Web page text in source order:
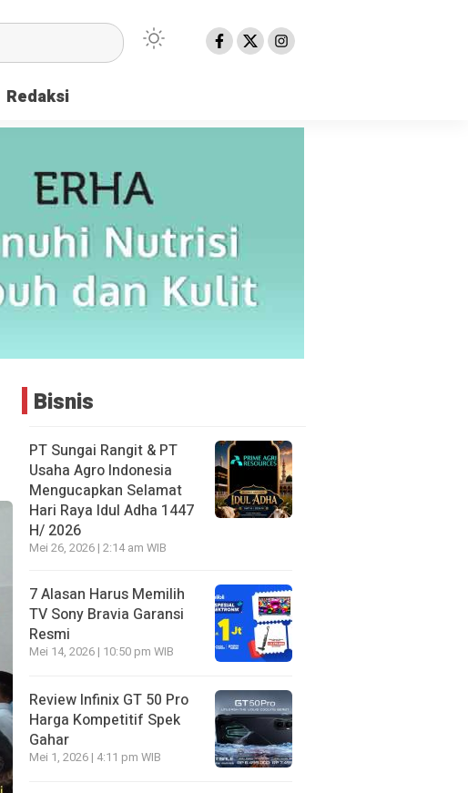
Redaksi
Bisnis
PT Sungai Rangit & PT
Usaha Agro Indonesia
Mengucapkan Selamat
Hari Raya Idul Adha 1447
H/ 2026
Mei 26, 2026 | 2:14 am WIB
7 Alasan Harus Memilih
TV Sony Bravia Garansi
Resmi
Mei 14, 2026 | 10:50 pm WIB
Review Infinix GT 50 Pro
Harga Kompetitif Spek
Gahar
Mei 1, 2026 | 4:11 pm WIB